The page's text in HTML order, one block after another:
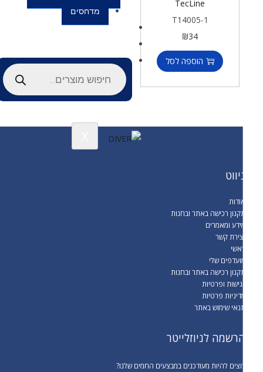
מדחסים
סל קניות
יצירת קשר
TecLine
T14005-1
הוספה לסל
רכישה באתר ובחנות
ומאמרים
קשר
שלי
רכישה באתר ובחנות
ופרטיות
פרטיות
שימוש באתר
לניוזלייטר
להיות מעודכנים במבצעים החמים שלנו?